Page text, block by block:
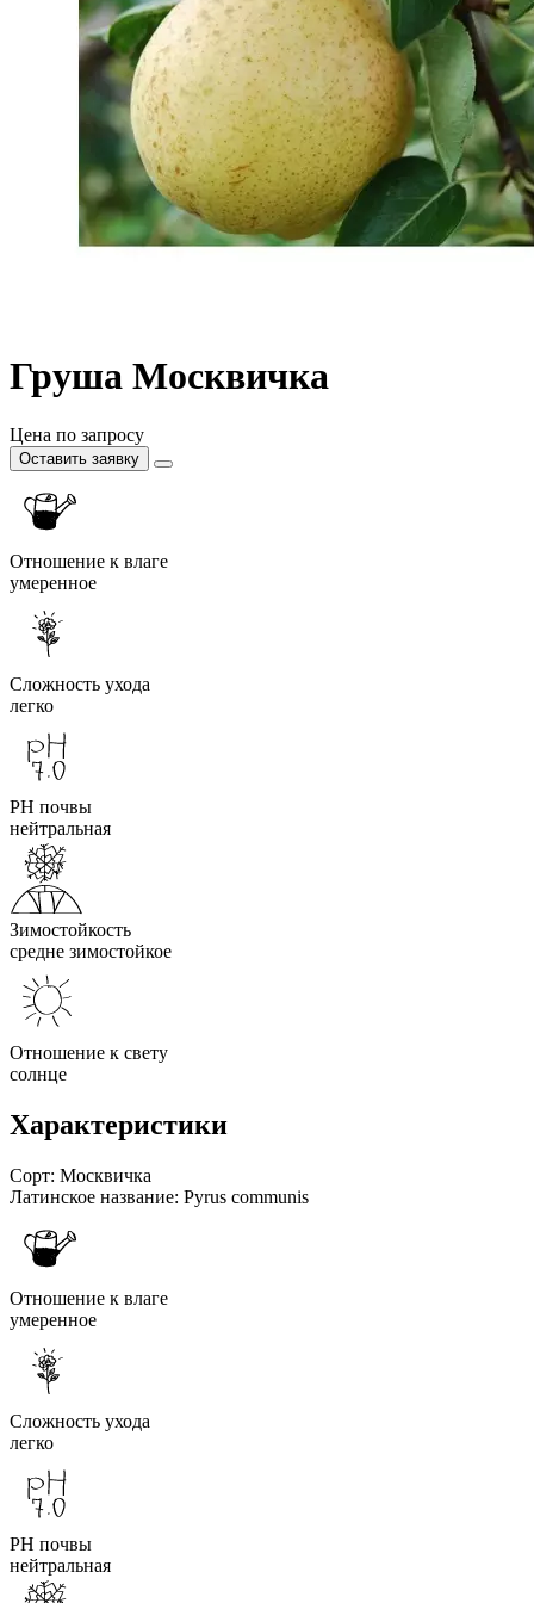
Груша Москвичка
Цена по запросу
Оставить заявку
Отношение к влаге
умеренное
Сложность ухода
легко
PH почвы
нейтральная
Зимостойкость
средне зимостойкое
Отношение к свету
солнце
Характеристики
Сорт: Москвичка
Латинское название: Pyrus communis
Отношение к влаге
умеренное
Сложность ухода
легко
PH почвы
нейтральная